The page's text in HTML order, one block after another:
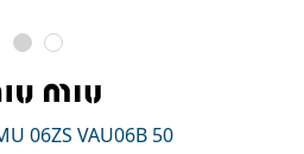
06ZS VAU06B 50